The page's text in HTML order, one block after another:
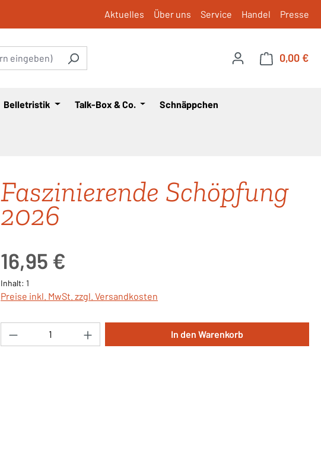
Aktuelles Über uns Service Handel Presse
0,00 €
Belletristik Talk-Box & Co. Schnäppchen
Faszinierende Schöpfung
2026
16,95 €
Inhalt: 1
Preise inkl. MwSt. zzgl. Versandkosten
Produkt Anzahl: Gib den gewünschten Wert ein
In den Warenkorb